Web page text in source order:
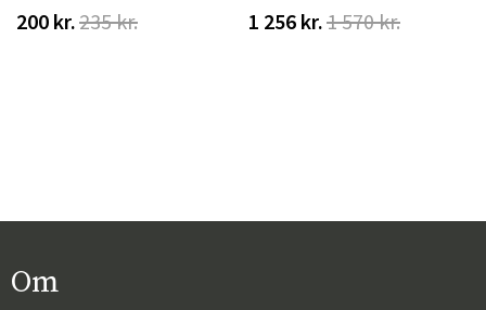
200 kr.235 kr. 1 256 kr.1 570 kr.
Om